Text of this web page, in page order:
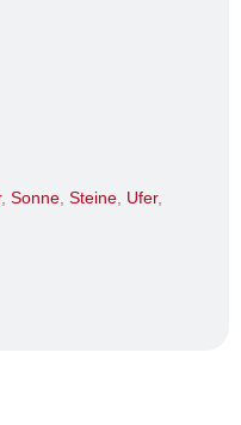
, Sonne Steine Ufer,